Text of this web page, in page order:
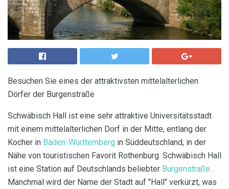
Besuchen Sie eines der attraktivsten mittelalterlichen
Dörfer der Burgenstraße
Schwäbisch Hall ist eine sehr attraktive Universitätsstadt
mit einem mittelalterlichen Dorf in der Mitte, entlang der
Kocher in Baden-Württemberg in Süddeutschland, in der
Nähe von touristischen Favorit Rothenburg. Schwäbisch Hall
ist eine Station auf Deutschlands beliebter Burgenstraße .
Manchmal wird der Name der Stadt auf "Hall" verkürzt, was